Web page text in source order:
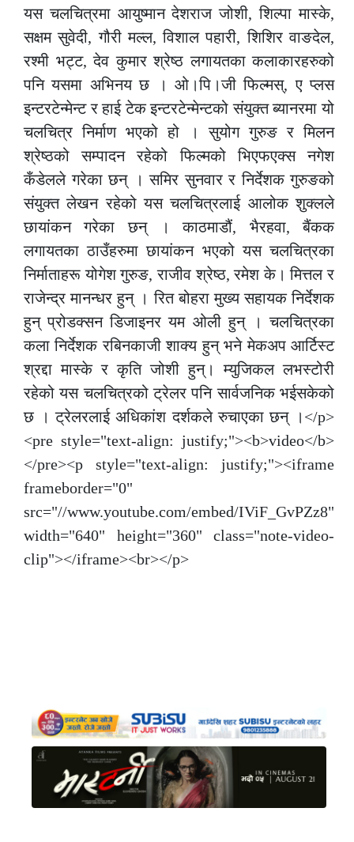
यस चलचित्रमा आयुष्मान देशराज जोशी, शिल्पा मास्के,
सक्षम सुवेदी, गौरी मल्ल, विशाल पहारी, शिशिर वाङदेल,
रश्मी भट्ट, देव कुमार श्रेष्ठ लगायतका कलाकारहरुको
पनि यसमा अभिनय छ । ओ।पि।जी फिल्मस्, ए प्लस
इन्टरटेन्मेन्ट र हाई टेक इन्टरटेन्मेन्टको संयुक्त ब्यानरमा यो
चलचित्र निर्माण भएको हो । सुयोग गुरुङ र मिलन
श्रेष्ठको सम्पादन रहेको फिल्मको भिएफएक्स नगेश
कँडेलले गरेका छन् । समिर सुनवार र निर्देशक गुरुङको
संयुक्त लेखन रहेको यस चलचित्रलाई आलोक शुक्लले
छायांकन गरेका छन् । काठमाडौं, भैरहवा, बैंकक
लगायतका ठाउँहरुमा छायांकन भएको यस चलचित्रका
निर्माताहरू योगेश गुरुङ, राजीव श्रेष्ठ, रमेश के। मित्तल र
राजेन्द्र मानन्धर हुन् । रित बोहरा मुख्य सहायक निर्देशक
हुन् प्रोडक्सन डिजाइनर यम ओली हुन् । चलचित्रका
कला निर्देशक रबिनकाजी शाक्य हुन् भने मेकअप आर्टिस्ट
श्रद्दा मास्के र कृति जोशी हुन्। म्युजिकल लभस्टोरी
रहेको यस चलचित्रको ट्रेलर पनि सार्वजनिक भईसकेको
छ । ट्रेलरलाई अधिकांश दर्शकले रुचाएका छन् ।</p>
<pre style="text-align: justify;"><b>video</b>
</pre><p style="text-align: justify;"><iframe
frameborder="0"
src="//www.youtube.com/embed/IViF_GvPZz8"
width="640" height="360" class="note-video-
clip"></iframe><br></p>